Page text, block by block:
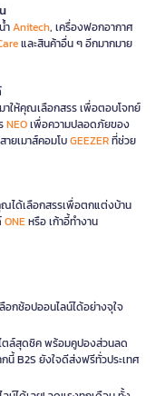
ำAnitech, เครื่องฟอกอากาศ
และสินค้าอื่น ๆ อีกมากมาย
ให้คุณเลือกสรร เพื่อตอบโจทย์
NEOเพื่อความปลอดภัยของ
ายเมาส์คอมโบGEEZERที่ช่วย
ได้เลือกสรรเพื่อตกแต่งบ้าน
ONEหรือ เก้าอี้ทำงาน
อกช้อปออนไลน์ได้อย่างจุใจ
ตล์สุดชิค พร้อมคูปองส่วนลด
นี้ B2S ยังใจดีส่งฟรีทั่วประเทศ